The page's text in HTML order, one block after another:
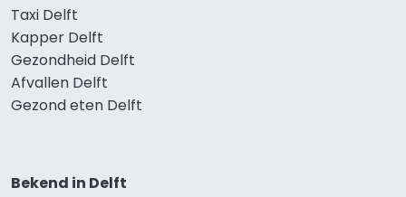
Taxi Delft
Kapper Delft
Gezondheid Delft
Afvallen Delft
Gezond eten Delft
Bekend in Delft